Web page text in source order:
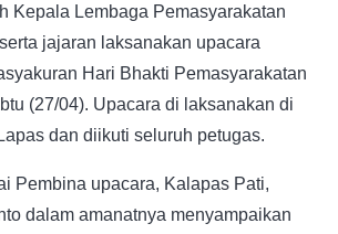
Kepala Lembaga Pemasyarakatan
jajaran laksanakan upacara
Hari Bhakti Pemasyarakatan
(27/04). Upacara di laksanakan di
dan diikuti seluruh petugas.
Pembina upacara, Kalapas Pati,
dalam amanatnya menyampaikan